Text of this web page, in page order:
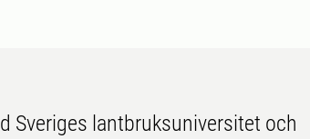
Sveriges lantbruksuniversitet och